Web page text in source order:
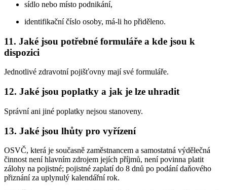
sídlo nebo místo podnikání,
identifikační číslo osoby, má-li ho přiděleno.
11. Jaké jsou potřebné formuláře a kde jsou k
dispozici
Jednotlivé zdravotní pojišťovny mají své formuláře.
12. Jaké jsou poplatky a jak je lze uhradit
Správní ani jiné poplatky nejsou stanoveny.
13. Jaké jsou lhůty pro vyřízení
OSVČ, která je současně zaměstnancem a samostatná výdělečná
činnost není hlavním zdrojem jejích příjmů, není povinna platit
zálohy na pojistné; pojistné zaplatí do 8 dnů po podání daňového
přiznání za uplynulý kalendářní rok.